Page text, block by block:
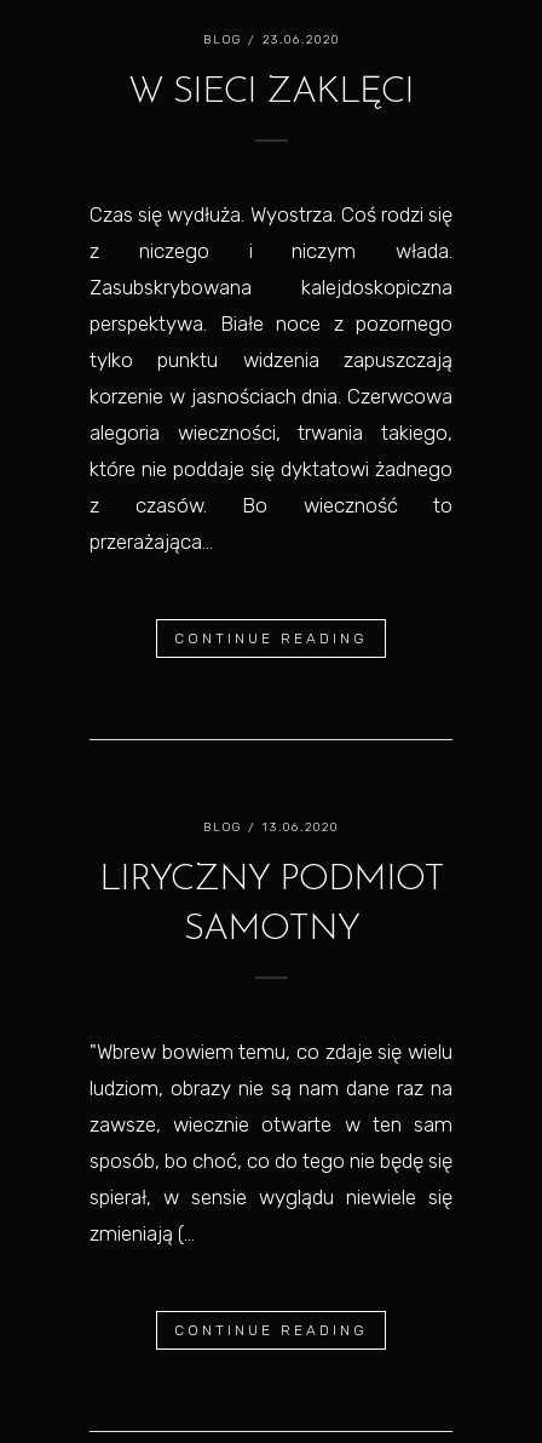
BLOG / 23.06.2020
W SIECI ZAKLĘCI
Czas się wydłuża. Wyostrza. Coś rodzi się
z niczego i niczym włada.
Zasubskrybowana kalejdoskopiczna
perspektywa. Białe noce z pozornego
tylko punktu widzenia zapuszczają
korzenie w jasnościach dnia. Czerwcowa
alegoria wieczności, trwania takiego,
które nie poddaje się dyktatowi żadnego
z czasów. Bo wieczność to
przerażająca...
CONTINUE READING
BLOG / 13.06.2020
LIRYCZNY PODMIOT
SAMOTNY
"Wbrew bowiem temu, co zdaje się wielu
ludziom, obrazy nie są nam dane raz na
zawsze, wiecznie otwarte w ten sam
sposób, bo choć, co do tego nie będę się
spierał, w sensie wyglądu niewiele się
zmieniają (...
CONTINUE READING